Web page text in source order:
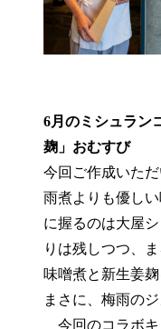
6月のミシュラン
麹」おむすび
今回ご作成いた
雨煮よりも優し
に握るのは大屋
りは残しつつ、
味噌煮と新生姜
まさに、梅雨の
今回のコラボキ